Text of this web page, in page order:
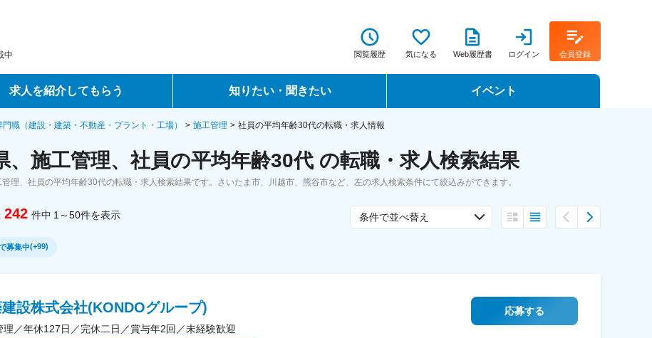
中 閲覧履歴 気になる Web履歴書 ログイン 会員登録
求人を紹介してもらう
ェントサービス
サービス
知りたい・聞きたい
転職ノウハウ
データで見る転職
イベント
転職フェア
職（建設・建築・不動産・プラント・工場） 施工管理 社員の平均年齢30代の転職・求人情報
、施工管理、社員の平均年齢30代 の転職・求人検索結果
理、社員の平均年齢30代の転職・求人検索結果です。さいたま市、川越市、熊谷市など、左の求人検索条件にて絞込みができます。
242 件中 1～50件を表示 条件で並べ替え
募集中(+99)
設株式会社(KONDOグループ)
理／年休127日／完休二日／賞与年2回／未経験歓迎
応募する